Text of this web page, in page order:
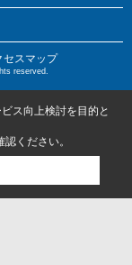
セスマップ
reserved.
ス向上検討を目的と
認ください。